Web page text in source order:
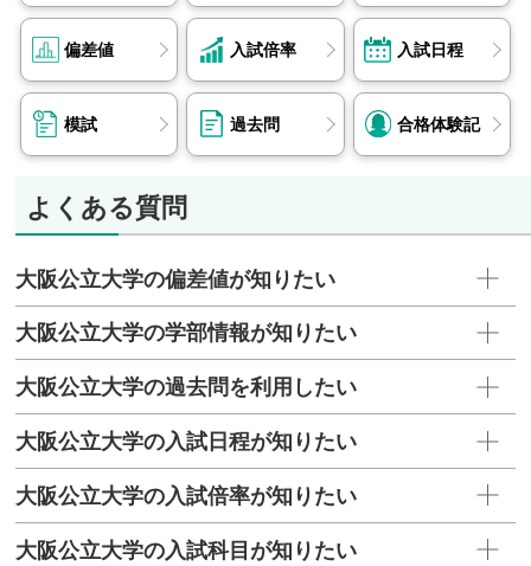
偏差値 入試倍率 入試日程
模試 過去問 合格体験記
よくある質問
大阪公立大学の偏差値が知りたい
大阪公立大学の学部情報が知りたい
大阪公立大学の過去問を利用したい
大阪公立大学の入試日程が知りたい
大阪公立大学の入試倍率が知りたい
大阪公立大学の入試科目が知りたい